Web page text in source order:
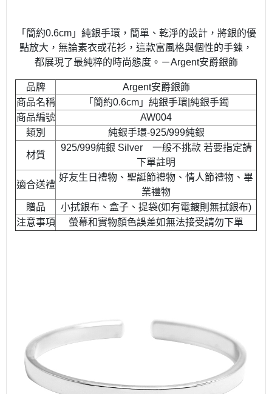
「簡約0.6cm」純銀手環，簡單、乾淨的設計，將銀的優
點放大，無論素衣或花衫，這款富風格與個性的手鍊，
都展現了最純粹的時尚態度。－Argent安爵銀飾
品牌
Argent安爵銀飾
商品名稱
「簡約0.6cm」純銀手環|純銀手鐲
商品編號
AW004
類別
純銀手環-925/999純銀
材質
925/999純銀 Silver 一般不挑款 若要指定請
下單註明
適合送禮
好友生日禮物、聖誕節禮物、情人節禮物、畢
業禮物
贈品
小拭銀布、盒子、提袋(如有電鍍則無拭銀布)
注意事項
螢幕和實物顏色誤差如無法接受請勿下單